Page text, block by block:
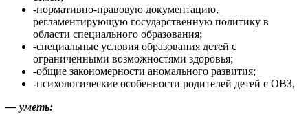
-нормативно-правовую документацию,
регламентирующую государственную политику в
области специального образования;
-специальные условия образования детей с
ограниченными возможностями здоровья;
-общие закономерности аномального развития;
-психологические особенности родителей детей с ОВЗ,
— уметь: